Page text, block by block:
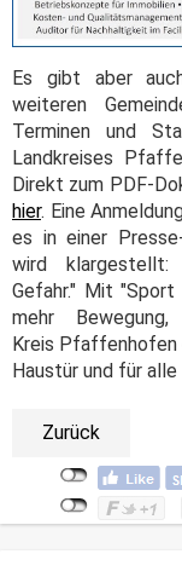
Es gibt aber
weiteren
Terminen und
Landkreises
Direkt zum PDF-
hier. Eine
es in einer
wird
Gefahr." Mit
mehr
Kreis
Haustür und für alle
Zurück